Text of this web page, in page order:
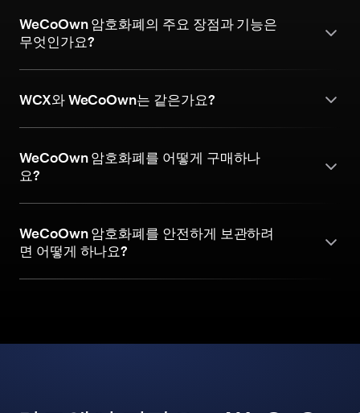
WeCoOwn 암호화폐의 주요 장점과 기능은
무엇인가요?
WCX와 WeCoOwn는 같은가요?
WeCoOwn 암호화폐를 어떻게 구매하나
요?
WeCoOwn 암호화폐를 안전하게 보관하려
면 어떻게 하나요?